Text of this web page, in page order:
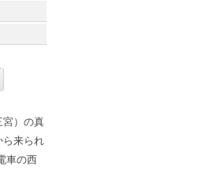
宮）の真
ら来られ
車の西